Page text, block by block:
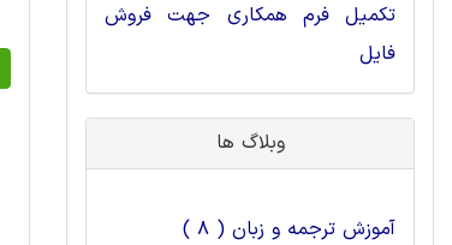
تکمیل فرم همکاری جهت فروش
فایل
وبلاگ ها
آموزش ترجمه و زبان ( 8 )